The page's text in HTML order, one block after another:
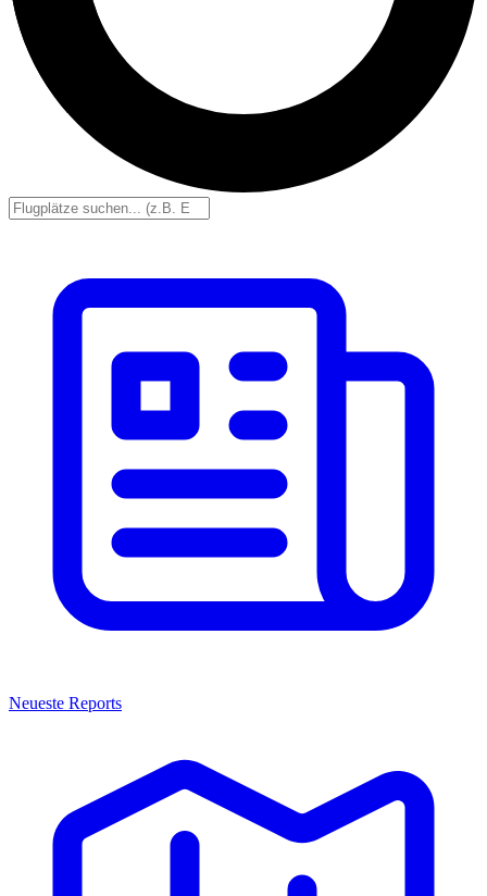
Neueste Reports